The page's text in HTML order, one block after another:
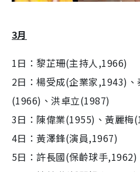
3月
1日：黎芷珊(主持人,1966)
2日：楊受成(企業家,1943)
(1966)、洪卓立(1987)
3日：陳偉業(1955)、黃麗梅
4日：黃澤鋒(演員,1967)
5日：許長國(保齡球手,1962)